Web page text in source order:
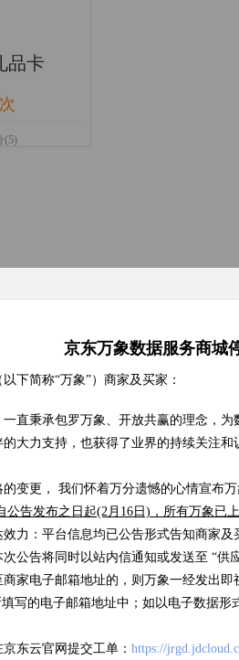
京东万象数据服务商城
下简称“万象”）商家及买家：
直秉承包罗万象、开放共赢的理念，
大力支持，也获得了业界的持续关注
变更， 我们怀着万分遗憾的心情宣布
公告发布之日起(2月16日)，所有万象已
力：平台信息均已公告形式告知商家
公告将同时以站内信通知或发送至 “供
商家电子邮箱地址的，则万象一经发出
写的电子邮箱地址中；如以电子数据
东云官网提交工单： https://
品卡
(5)